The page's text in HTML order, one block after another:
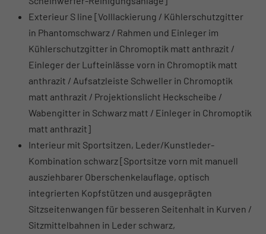
Exterieur S line [Volllackierung / Kühlerschutzgitter
in Phantomschwarz / Rahmen und Einleger im
Kühlerschutzgitter in Chromoptik matt anthrazit /
Einleger der Lufteinlässe vorn in Chromoptik matt
anthrazit / Aufsatzleiste Schweller in Chromoptik
matt anthrazit / Projektionslicht Heckscheibe /
Wabengitter in Schwarz matt / Einleger in Chromoptik
matt anthrazit]
Interieur mit Sportsitzen, Leder/Kunstleder-
Kombination schwarz [Sportsitze vorn mit manuell
ausziehbarer Oberschenkelauflage, optisch
integrierten Kopfstützen und ausgeprägten
Sitzseitenwangen für besseren Seitenhalt in Kurven /
Sitzmittelbahnen in Leder schwarz,